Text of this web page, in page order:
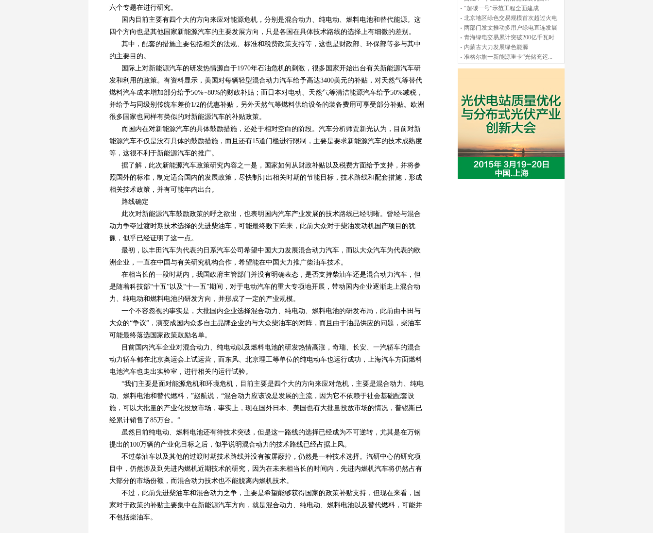
六个专题在进行研究。
国内目前主要有四个大的方向来应对能源危机，分别是混合动力、纯电动、燃料电池和替代能源。这
四个方向也是其他国家新能源汽车的主要发展方向，只是各国在具体技术路线的选择上有细微的差别。
其中，配套的措施主要包括相关的法规、标准和税费政策支持等，这也是财政部、环保部等参与其中
的主要目的。
国际上对新能源汽车的研发热情源自于1970年石油危机的刺激，很多国家开始出台有关新能源汽车研
发和利用的政策。有资料显示，美国对每辆轻型混合动力汽车给予高达3400美元的补贴，对天然气等替代
燃料汽车成本增加部分给予50%~80%的财政补贴；而日本对电动、天然气等清洁能源汽车给予50%减税，
并给予与同级别传统车差价1/2的优惠补贴，另外天然气等燃料供给设备的装备费用可享受部分补贴。欧洲
很多国家也同样有类似的对新能源汽车的补贴政策。
而国内在对新能源汽车的具体鼓励措施，还处于相对空白的阶段。汽车分析师贾新光认为，目前对新
能源汽车不仅是没有具体的鼓励措施，而且还有15道门槛进行限制，主要是要求新能源汽车的技术成熟度
等，这很不利于新能源汽车的推广。
据了解，此次新能源汽车政策研究内容之一是，国家如何从财政补贴以及税费方面给予支持，并将参
照国外的标准，制定适合国内的发展政策，尽快制订出相关时期的节能目标，技术路线和配套措施，形成
相关技术政策，并有可能年内出台。
路线确定
此次对新能源汽车鼓励政策的呼之欲出，也表明国内汽车产业发展的技术路线已经明晰。曾经与混合
动力争夺过渡时期技术选择的先进柴油车，可能最终败下阵来，此前大众对于柴油发动机国产项目的犹
豫，似乎已经证明了这一点。
最初，以丰田汽车为代表的日系汽车公司希望中国大力发展混合动力汽车，而以大众汽车为代表的欧
洲企业，一直在中国与有关研究机构合作，希望能在中国大力推广柴油车技术。
在相当长的一段时期内，我国政府主管部门并没有明确表态，是否支持柴油车还是混合动力汽车，但
是随着科技部“十五”以及“十一五”期间，对于电动汽车的重大专项地开展，带动国内企业逐渐走上混合动
力、纯电动和燃料电池的研发方向，并形成了一定的产业规模。
一个不容忽视的事实是，大批国内企业选择混合动力、纯电动、燃料电池的研发布局，此前由丰田与
大众的“争议”，演变成国内众多自主品牌企业的与大众柴油车的对阵，而且由于油品供应的问题，柴油车
可能最终落选国家政策鼓励名单。
目前国内汽车企业对混合动力、纯电动以及燃料电池的研发热情高涨，奇瑞、长安、一汽轿车的混合
动力轿车都在北京奥运会上试运营，而东风、北京理工等单位的纯电动车也运行成功，上海汽车方面燃料
电池汽车也走出实验室，进行相关的运行试验。
“我们主要是面对能源危机和环境危机，目前主要是四个大的方向来应对危机，主要是混合动力、纯电
动、燃料电池和替代燃料，”赵航说，“混合动力应该说是发展的主流，因为它不依赖于社会基础配套设
施，可以大批量的产业化投放市场，事实上，现在国外日本、美国也有大批量投放市场的情况，普锐斯已
经累计销售了85万台。”
虽然目前纯电动、燃料电池还有待技术突破，但是这一路线的选择已经成为不可逆转，尤其是在万钢
提出的100万辆的产业化目标之后，似乎说明混合动力的技术路线已经占据上风。
不过柴油车以及其他的过渡时期技术路线并没有被屏蔽掉，仍然是一种技术选择。汽研中心的研究项
目中，仍然涉及到先进内燃机近期技术的研究，因为在未来相当长的时间内，先进内燃机汽车将仍然占有
大部分的市场份额，而混合动力技术也不能脱离内燃机技术。
不过，此前先进柴油车和混合动力之争，主要是希望能够获得国家的政策补贴支持，但现在来看，国
家对于政策的补贴主要集中在新能源汽车方向，就是混合动力、纯电动、燃料电池以及替代燃料，可能并
不包括柴油车。
“超碳一号”示范工程全面建成
北京地区绿色交易规模首次超过火电
两部门发文推动多用户绿电直连发展
青海绿电交易累计突破200亿千瓦时
内蒙古大力发展绿色能源
准格尔旗一新能源重卡“光储充运...